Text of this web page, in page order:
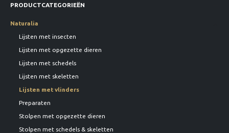
PRODUCTCATEGORIEËN
Naturalia
Lijsten met insecten
Lijsten met opgezette dieren
Lijsten met schedels
Lijsten met skeletten
Lijsten met vlinders
Preparaten
Stolpen met opgezette dieren
Stolpen met schedels & skeletten